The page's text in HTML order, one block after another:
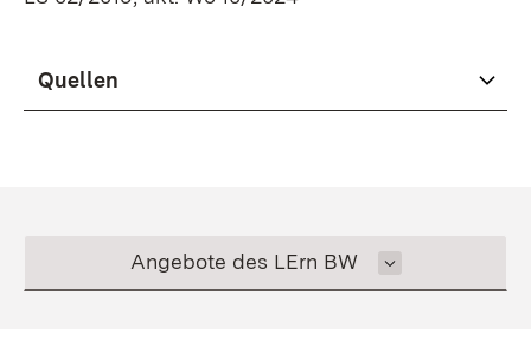
Quellen
Inhalt auswählen
Angebote des LErn BW